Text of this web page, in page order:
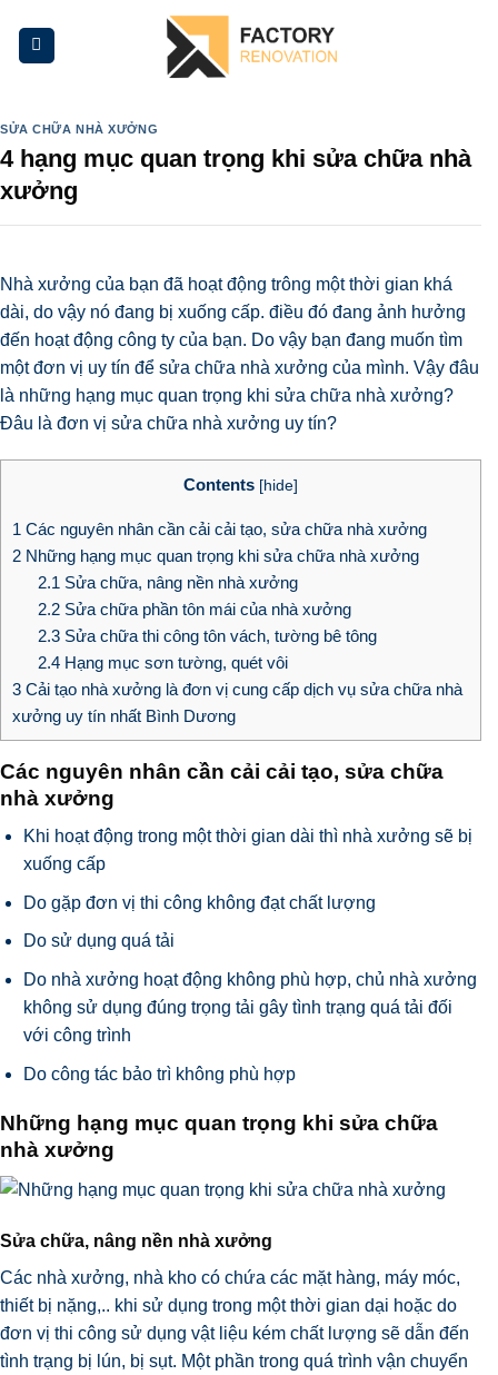
content
SỬA CHỮA NHÀ XƯỞNG
4 hạng mục quan trọng khi sửa chữa nhà
xưởng
Nhà xưởng của bạn đã hoạt động trông một thời gian khá
dài, do vậy nó đang bị xuống cấp. điều đó đang ảnh hưởng
đến hoạt động công ty của bạn. Do vậy bạn đang muốn tìm
một đơn vị uy tín để sửa chữa nhà xưởng của mình. Vậy đâu
là những hạng mục quan trọng khi sửa chữa nhà xưởng?
Đâu là đơn vị sửa chữa nhà xưởng uy tín?
Contents [hide]
1 Các nguyên nhân cần cải cải tạo, sửa chữa nhà xưởng
2 Những hạng mục quan trọng khi sửa chữa nhà xưởng
2.1 Sửa chữa, nâng nền nhà xưởng
2.2Sửa chữa phần tôn mái của nhà xưởng
2.3Sửa chữa thi công tôn vách, tường bê tông
2.4Hạng mục sơn tường, quét vôi
3 Cải tạo nhà xưởng là đơn vị cung cấp dịch vụ sửa chữa nhà
xưởng uy tín nhất Bình Dương
Các nguyên nhân cần cải cải tạo, sửa chữa
nhà xưởng
Khi hoạt động trong một thời gian dài thì nhà xưởng sẽ bị
xuống cấp
Do gặp đơn vị thi công không đạt chất lượng
Do sử dụng quá tải
Do nhà xưởng hoạt động không phù hợp, chủ nhà xưởng
không sử dụng đúng trọng tải gây tình trạng quá tải đối
với công trình
Do công tác bảo trì không phù hợp
Những hạng mục quan trọng khi sửa chữa
nhà xưởng
Sửa chữa, nâng nền nhà xưởng
Các nhà xưởng, nhà kho có chứa các mặt hàng, máy móc,
thiết bị nặng,.. khi sử dụng trong một thời gian dại hoặc do
đơn vị thi công sử dụng vật liệu kém chất lượng sẽ dẫn đến
tình trạng bị lún, bị sụt. Một phần trong quá trình vận chuyển